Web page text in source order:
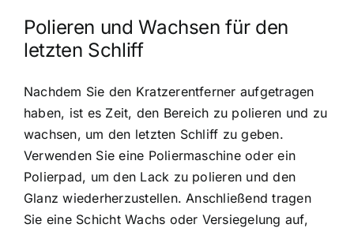
Polieren und Wachsen für den
letzten Schliff
Nachdem Sie den Kratzerentferner aufgetragen
haben, ist es Zeit, den Bereich zu polieren und zu
wachsen, um den letzten Schliff zu geben.
Verwenden Sie eine Poliermaschine oder ein
Polierpad, um den Lack zu polieren und den
Glanz wiederherzustellen. Anschließend tragen
Sie eine Schicht Wachs oder Versiegelung auf,